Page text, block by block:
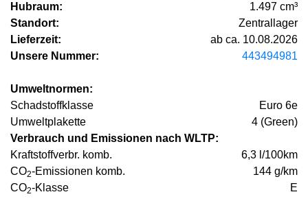
Hubraum:
1.497 cm³
Standort:
Zentrallager
Lieferzeit:
ab ca. 10.08.2026
Unsere Nummer:
443494981
Umweltnormen:
Schadstoffklasse
Euro 6e
Umweltplakette
4 (Green)
Verbrauch und Emissionen nach WLTP:
Kraftstoffverbr. komb.
6,3 l/100km
CO2-Emissionen komb.
144 g/km
CO2-Klasse E